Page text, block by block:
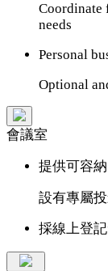
Coordinate
needs
Personal
Optional
會議室
提供可容
設有專屬
採線上登